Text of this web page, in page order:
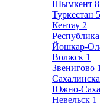
Шымкент 8
Туркестан 5
Кентау 2
Йошкар-
Волжск 1
Звенигово 1
Южно-
Невельск 1